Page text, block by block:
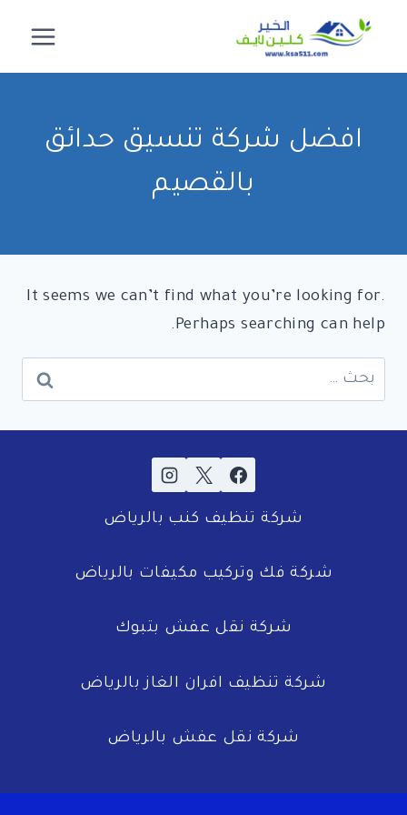
المحتوى
افضل شركة تنسيق حدائق
بالقصيم
It seems we can’t find what you’re looking for.
Perhaps searching can help.
البحث
عن:
شركة تنظيف كنب بالرياض
شركة فك وتركيب مكيفات بالرياض
شركة نقل عفش بتبوك
شركة تنظيف افران الغاز بالرياض
شركة نقل عفش بالرياض